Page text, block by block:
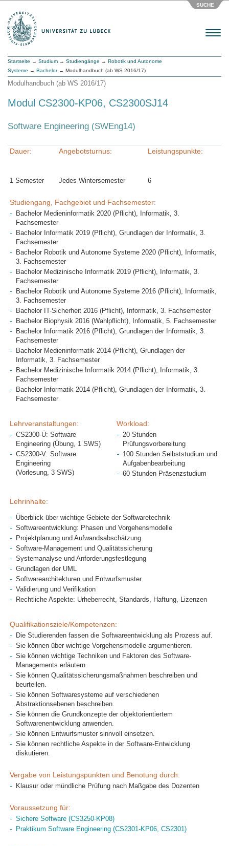
SUCHE
Menu
Startseite → Studium → Studiengänge → Robotik und Autonome
Systeme → Bachelor→ Modulhandbuch (ab WS 2016/17)
Modulhandbuch (ab WS 2016/17)
Modul CS2300-KP06, CS2300SJ14
Software Engineering (SWEng14)
Dauer:
1 Semester
Angebotsturnus:
Jedes Wintersemester
Leistungspunkte:
6
Studiengang, Fachgebiet und Fachsemester:
Bachelor Medieninformatik 2020 (Pflicht), Informatik, 3.
Fachsemester
Bachelor Informatik 2019 (Pflicht), Grundlagen der Informatik, 3.
Fachsemester
Bachelor Robotik und Autonome Systeme 2020 (Pflicht), Informatik,
3. Fachsemester
Bachelor Medizinische Informatik 2019 (Pflicht), Informatik, 3.
Fachsemester
Bachelor Robotik und Autonome Systeme 2016 (Pflicht), Informatik,
3. Fachsemester
Bachelor IT-Sicherheit 2016 (Pflicht), Informatik, 3. Fachsemester
Bachelor Biophysik 2016 (Wahlpflicht), Informatik, 5. Fachsemester
Bachelor Informatik 2016 (Pflicht), Grundlagen der Informatik, 3.
Fachsemester
Bachelor Medieninformatik 2014 (Pflicht), Grundlagen der
Informatik, 3. Fachsemester
Bachelor Medizinische Informatik 2014 (Pflicht), Informatik, 3.
Fachsemester
Bachelor Informatik 2014 (Pflicht), Grundlagen der Informatik, 3.
Fachsemester
Lehrveranstaltungen:
CS2300-Ü: Software
Engineering (Übung, 1 SWS)
CS2300-V: Software
Engineering
(Vorlesung, 3 SWS)
Workload:
20 Stunden
Prüfungsvorbereitung
100 Stunden Selbststudium und
Aufgabenbearbeitung
60 Stunden Präsenzstudium
Lehrinhalte:
Überblick über wichtige Gebiete der Softwaretechnik
Softwareentwicklung: Phasen und Vorgehensmodelle
Projektplanung und Aufwandsabschätzung
Software-Management und Qualitätssicherung
Systemanalyse und Anforderungsfestlegung
Grundlagen der UML
Softwarearchitekturen und Entwurfsmuster
Validierung und Verifikation
Rechtliche Aspekte: Urheberrecht, Standards, Haftung, Lizenzen
Qualifikationsziele/Kompetenzen:
Die Studierenden fassen die Softwareentwicklung als Prozess auf.
Sie können über wichtige Vorgehensmodelle argumentieren.
Sie können wichtige Techniken und Faktoren des Software-
Managements erläutern.
Sie können Qualitätssicherungsmaßnahmen beschreiben und
beurteilen.
Sie können Softwaresysteme auf verschiedenen
Abstraktionsebenen beschreiben.
Sie können die Grundkonzepte der objektorientiertem
Softwarenentwicklung anwenden.
Sie können Entwurfsmuster sinnvoll einsetzen.
Sie können rechtliche Aspekte in der Software-Entwicklung
diskutieren.
Vergabe von Leistungspunkten und Benotung durch:
Klausur oder mündliche Prüfung nach Maßgabe des Dozenten
Voraussetzung für:
Sichere Software (CS3250-KP08)
Praktikum Software Engineering (CS2301-KP06, CS2301)